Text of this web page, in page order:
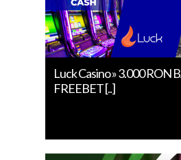
Luck Casino » 3.000 RON
FREEBET [..]